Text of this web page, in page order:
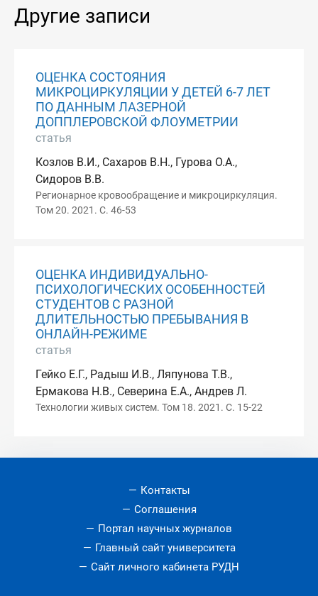
Другие записи
ОЦЕНКА СОСТОЯНИЯ
МИКРОЦИРКУЛЯЦИИ У ДЕТЕЙ 6-7 ЛЕТ
ПО ДАННЫМ ЛАЗЕРНОЙ
ДОППЛЕРОВСКОЙ ФЛОУМЕТРИИ
статья
Козлов В.И., Сахаров В.Н., Гурова О.А.,
Сидоров В.В.
Регионарное кровообращение и микроциркуляция.
Том 20. 2021. С. 46-53
ОЦЕНКА ИНДИВИДУАЛЬНО-
ПСИХОЛОГИЧЕСКИХ ОСОБЕННОСТЕЙ
СТУДЕНТОВ С РАЗНОЙ
ДЛИТЕЛЬНОСТЬЮ ПРЕБЫВАНИЯ В
ОНЛАЙН-РЕЖИМЕ
статья
Гейко Е.Г., Радыш И.В., Ляпунова Т.В.,
Ермакова Н.В., Северина Е.А., Андрев Л.
Технологии живых систем. Том 18. 2021. С. 15-22
Контакты
Соглашения
Портал научных журналов
Главный сайт университета
Сайт личного кабинета РУДН